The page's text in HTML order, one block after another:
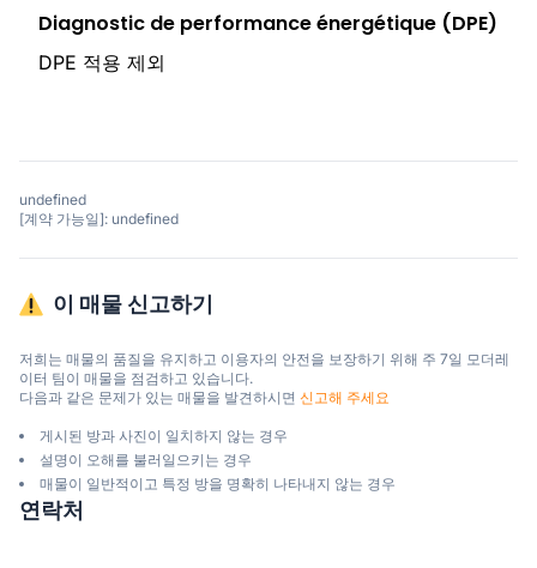
Diagnostic de performance énergétique (DPE)
DPE 적용 제외
undefined
[계약 가능일]: undefined
이 매물 신고하기
저희는 매물의 품질을 유지하고 이용자의 안전을 보장하기 위해 주 7일 모더레
이터 팀이 매물을 점검하고 있습니다.
다음과 같은 문제가 있는 매물을 발견하시면 신고해 주세요
게시된 방과 사진이 일치하지 않는 경우
설명이 오해를 불러일으키는 경우
매물이 일반적이고 특정 방을 명확히 나타내지 않는 경우
연락처